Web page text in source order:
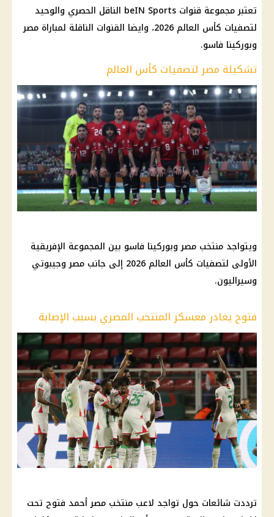
تعتبر مجموعة قنوات beIN Sports الناقل الحصري والوحيد
لتصفيات كأس العالم 2026، وايضا القنوات الناقلة لمباراة مصر
وبوركينا فاسو.
تشكيلة مصر لتصفيات كأس العالم
ويتواجد منتخب مصر وبوركينا فاسو بين المجموعة الإفريقية
الأولى لتصفيات كأس العالم 2026 إلى جانب مصر وجيبوتي
وسيراليون.
فتوح يغادر معسكر المنتخب المصري بسبب الإصابة
ترددت شائعات حول تواجد لاعب منتخب مصر أحمد فتوح تحت